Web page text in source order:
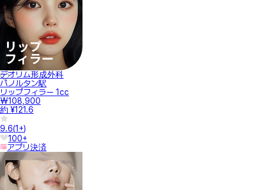
デオリム形成外科
パノルタン駅
リップフィラー 1cc
₩108,900
約 ¥121.6
9.6(1+)
100+
アプリ決済